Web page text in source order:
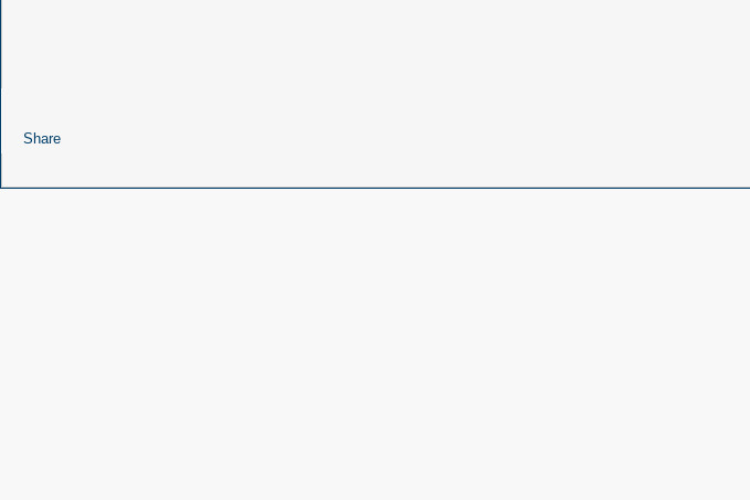
Share